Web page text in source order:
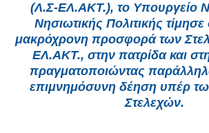
(Λ.Σ-ΕΛ.ΑΚΤ.), το Υπουργείο
Νησιωτικής Πολιτικής
μακρόχρονη προσφορά των
ΕΛ.ΑΚΤ., στην πατρίδα και
πραγματοποιώντας
επιμνημόσυνη δέηση υπέρ
Στελεχών.